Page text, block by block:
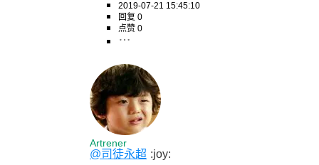
2019-07-21 15:45:10
回复 0
点赞 0
Artrener
@司徒永超 :joy: